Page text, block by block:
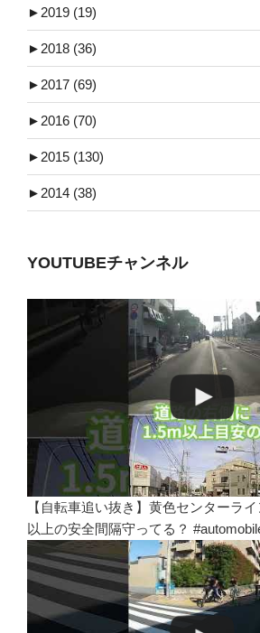
► 2019 (19)
► 2018 (36)
► 2017 (69)
► 2016 (70)
► 2015 (130)
► 2014 (38)
YOUTUBEチャンネル
【自転車追い抜き】黄色センターラ
以上の安全間隔守ってる？